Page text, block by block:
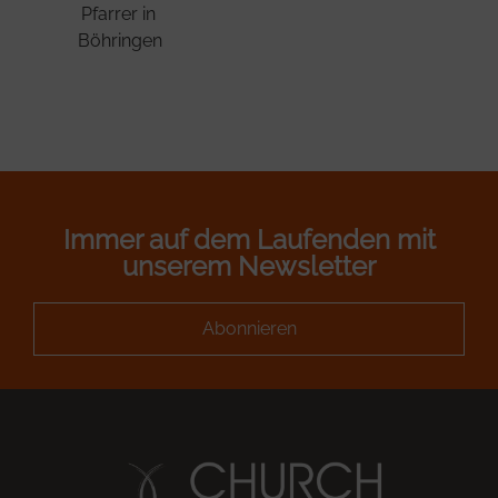
Pfarrer in
Böhringen
Immer auf dem Laufenden mit
unserem Newsletter
Abonnieren